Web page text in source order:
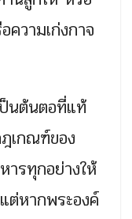
ความเก่งกาจ
นต้นตอที่แท้
เกณฑ์ของ
ารทุกอย่างให้
ต่หากพระองค์